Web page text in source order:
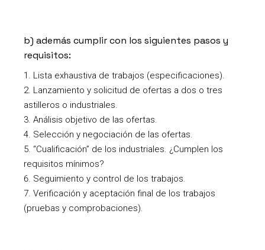
b) además cumplir con los siguientes pasos y
requisitos:
Lista exhaustiva de trabajos (especificaciones).
Lanzamiento y solicitud de ofertas a dos o tres
astilleros o industriales.
Análisis objetivo de las ofertas.
Selección y negociación de las ofertas.
“Cualificación” de los industriales. ¿Cumplen los
requisitos mínimos?
Seguimiento y control de los trabajos.
Verificación y aceptación final de los trabajos
(pruebas y comprobaciones).